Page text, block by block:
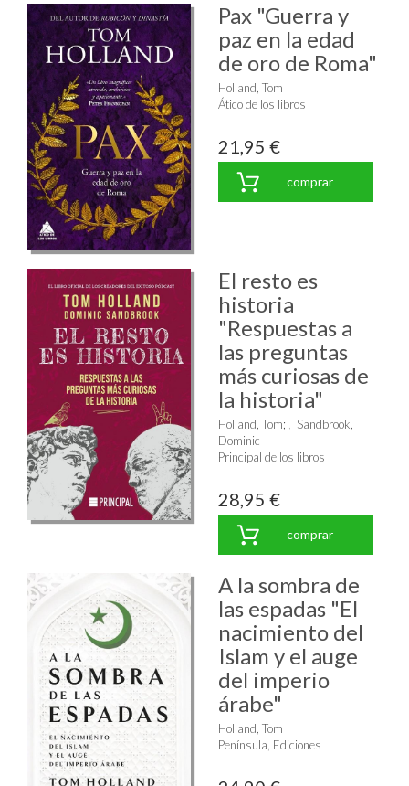
Pax "Guerra y
paz en la edad
de oro de Roma"
Holland, Tom
Ático de los libros
21,95 €
comprar
El resto es
historia
"Respuestas a
las preguntas
más curiosas de
la historia"
Holland, Tom;
Sandbrook,
Dominic
Principal de los libros
28,95 €
comprar
A la sombra de
las espadas "El
nacimiento del
Islam y el auge
del imperio
árabe"
Holland, Tom
Península, Ediciones